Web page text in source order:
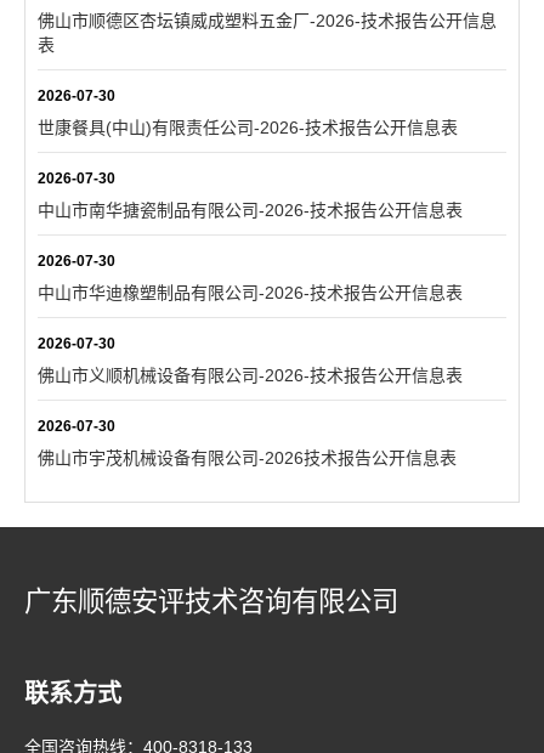
佛山市顺德区杏坛镇威成塑料五金厂-2026-技术报告公开信息
表
2026-07-30
世康餐具(中山)有限责任公司-2026-技术报告公开信息表
2026-07-30
中山市南华搪瓷制品有限公司-2026-技术报告公开信息表
2026-07-30
中山市华迪橡塑制品有限公司-2026-技术报告公开信息表
2026-07-30
佛山市义顺机械设备有限公司-2026-技术报告公开信息表
2026-07-30
佛山市宇茂机械设备有限公司-2026技术报告公开信息表
广东顺德安评技术咨询有限公司
联系方式
全国咨询热线： 400-8318-133